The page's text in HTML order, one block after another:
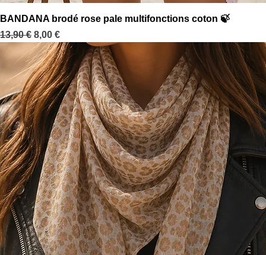
Aperçu rapide
BANDANA brodé rose pale multifonctions coton 🍃
Prix original
13,90 € Prix promotionnel
8,00 €